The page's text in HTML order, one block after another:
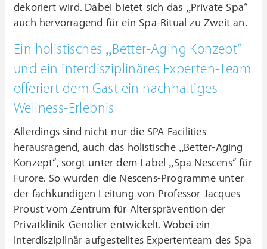
dekoriert wird. Dabei bietet sich das „Private Spa“
auch hervorragend für ein Spa-Ritual zu Zweit an.
Ein holistisches „Better-Aging Konzept“
und ein interdisziplinäres Experten-Team
offeriert dem Gast ein nachhaltiges
Wellness-Erlebnis
Allerdings sind nicht nur die SPA Facilities
herausragend, auch das holistische „Better-Aging
Konzept“, sorgt unter dem Label „Spa Nescens“ für
Furore. So wurden die Nescens-Programme unter
der fachkundigen Leitung von Professor Jacques
Proust vom Zentrum für Altersprävention der
Privatklinik Genolier entwickelt. Wobei ein
interdisziplinär aufgestelltes Expertenteam des Spa